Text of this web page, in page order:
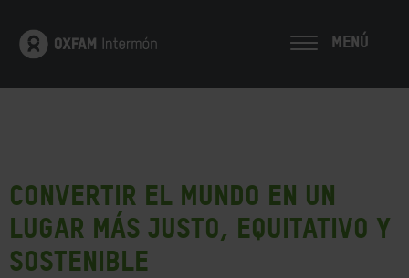
MENÚ
Convertir el mundo en un
lugar más justo, equitativo y
sostenible